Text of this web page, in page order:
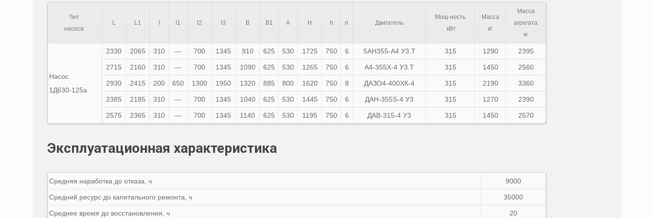
Тип
насоса
L L1 l1 l2 l3 B B1 A H h n Двигатель
Мощ-ность
кВт
Масса
кг
Масса
агрегата
кг
Насос
1Д630-125а
2330 2065 310 — 700 1345 910 625 530 1725 750 6 5АН355-А4 У3.Т 315 1290 2395
2715 2160 310 — 700 1345 1090 625 530 1265 750 6 А4-355Х-4 У3.Т 315 1450 2560
2930 2415 200 650 1300 1950 1320 885 800 1620 750 8 ДАЗО4-400ХК-4 315 2190 3360
2385 2185 310 — 700 1345 1040 625 530 1445 750 6 ДАН-355S-4 У3 315 1270 2390
2575 2365 310 — 700 1345 1140 625 530 1195 750 6 ДАВ-315-4 У3 315 1450 2570
Эксплуатационная характеристика
Средняя наработка до отказа, ч 9000
Средний ресурс до капитального ремонта, ч 35000
Среднее время до восстановления, ч 20